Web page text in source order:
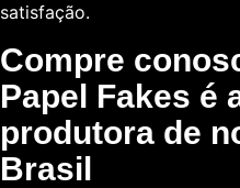
satisfação.
Compre
Papel Fakes é
produtora de
Brasil